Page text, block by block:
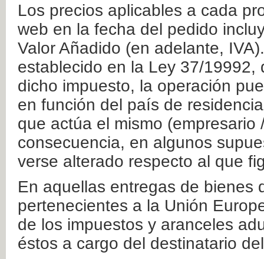
Los precios aplicables a cada
web en la fecha del pedido
Valor Añadido (en adelante,
establecido en la Ley 37/
dicho impuesto, la operación
en función del país de
que actúa el mismo
consecuencia, en algunos
verse alterado respecto al que
En aquellas entregas de bienes
pertenecientes a la Unión
de los impuestos y aranceles
éstos a cargo del destinatario